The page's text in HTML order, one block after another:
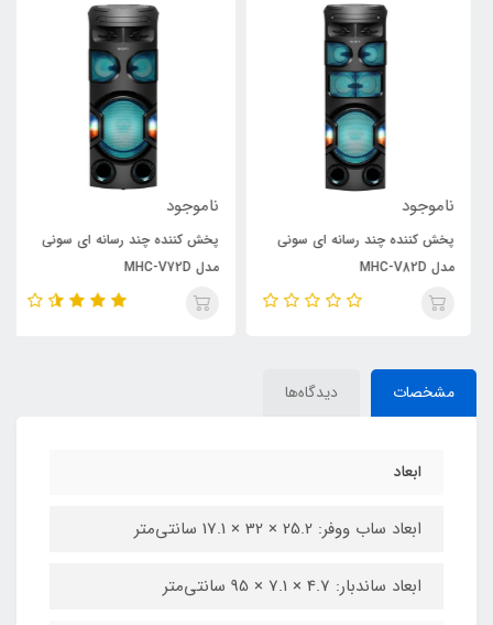
ناموجود
پخش کننده چند رسانه ای سونی
مدل MHC-V82D
ناموجود
پخش کننده چند رسانه ای سونی
مدل MHC-V72D
مشخصات دیدگاه‌ها
ابعاد
ابعاد ساب ووفر: 25.2 × 32 × 17.1 سانتی‌متر
ابعاد ساندبار: 4.7 × 7.1 × 95 سانتی‌متر